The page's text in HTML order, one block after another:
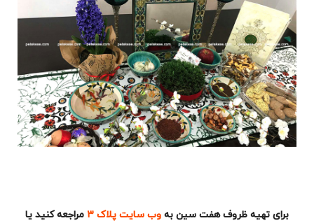
برای تهیه ظروف هفت سین به وب سایت پلاک ۳
مراجعه کنید یا